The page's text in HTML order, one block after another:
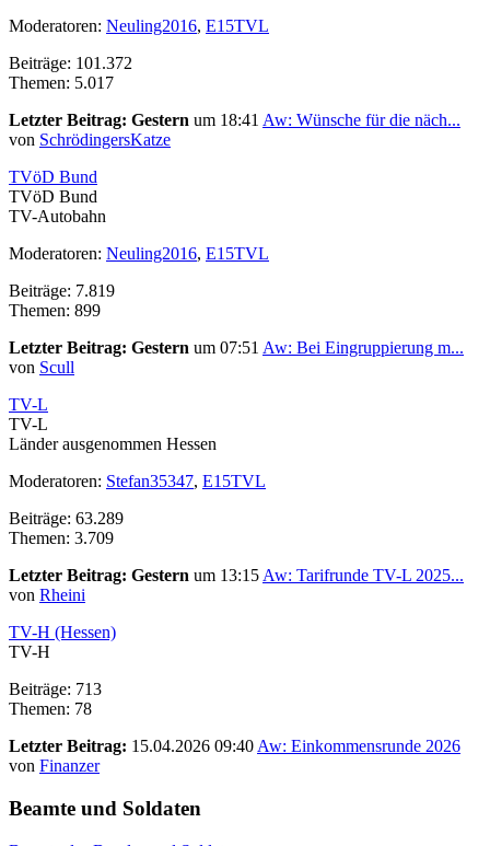
Moderatoren: Neuling2016, E15TVL
Beiträge: 101.372
Themen: 5.017
Letzter Beitrag: Gestern um 18:41 Aw: Wünsche für die näch...
von SchrödingersKatze
TVöD Bund
TVöD Bund
TV-Autobahn
Moderatoren: Neuling2016, E15TVL
Beiträge: 7.819
Themen: 899
Letzter Beitrag: Gestern um 07:51 Aw: Bei Eingruppierung m...
von Scull
TV-L
TV-L
Länder ausgenommen Hessen
Moderatoren: Stefan35347, E15TVL
Beiträge: 63.289
Themen: 3.709
Letzter Beitrag: Gestern um 13:15 Aw: Tarifrunde TV-L 2025...
von Rheini
TV-H (Hessen)
TV-H
Beiträge: 713
Themen: 78
Letzter Beitrag: 15.04.2026 09:40 Aw: Einkommensrunde 2026
von Finanzer
Beamte und Soldaten